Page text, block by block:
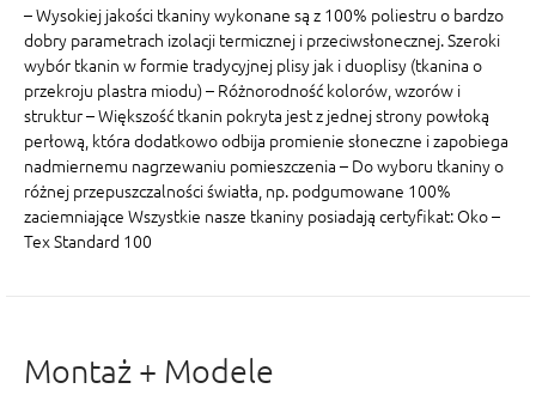
– Wysokiej jakości tkaniny wykonane są z 100% poliestru o bardzo
dobry parametrach izolacji termicznej i przeciwsłonecznej. Szeroki
wybór tkanin w formie tradycyjnej plisy jak i duoplisy (tkanina o
przekroju plastra miodu) – Różnorodność kolorów, wzorów i
struktur – Większość tkanin pokryta jest z jednej strony powłoką
perłową, która dodatkowo odbija promienie słoneczne i zapobiega
nadmiernemu nagrzewaniu pomieszczenia – Do wyboru tkaniny o
różnej przepuszczalności światła, np. podgumowane 100%
zaciemniające Wszystkie nasze tkaniny posiadają certyfikat: Oko –
Tex Standard 100
Montaż + Modele